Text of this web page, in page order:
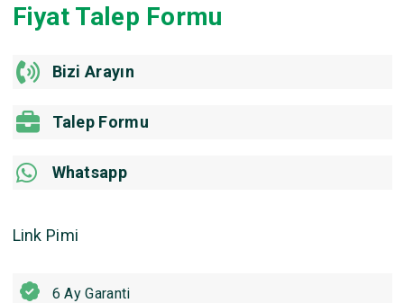
Fiyat Talep Formu
Bizi Arayın
Talep Formu
Whatsapp
Link Pimi
6 Ay Garanti